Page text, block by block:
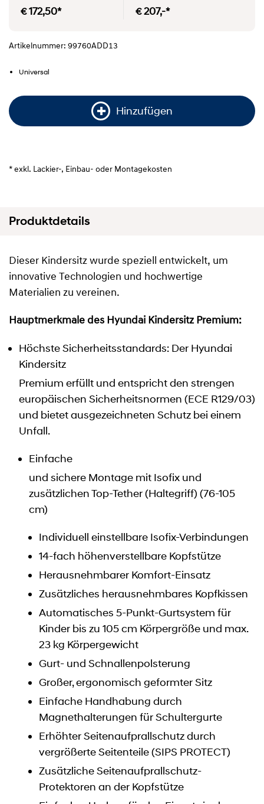
€ 172,50* € 207,-*
Artikelnummer: 99760ADD13
Universal
Hinzufügen
* exkl. Lackier-, Einbau- oder Montagekosten
Produktdetails
Dieser Kindersitz wurde speziell entwickelt, um
innovative Technologien und hochwertige
Materialien zu vereinen.
Hauptmerkmale des Hyundai Kindersitz Premium:
Höchste Sicherheitsstandards: Der Hyundai
Kindersitz
Premium erfüllt und entspricht den strengen
europäischen Sicherheitsnormen (ECE R129/03)
und bietet ausgezeichneten Schutz bei einem
Unfall.
Einfache
und sichere Montage mit Isofix und
zusätzlichen Top-Tether (Haltegriff) (76-105
cm)
Individuell einstellbare Isofix-Verbindungen
14-fach höhenverstellbare Kopfstütze
Herausnehmbarer Komfort-Einsatz
Zusätzliches herausnehmbares Kopfkissen
Automatisches 5-Punkt-Gurtsystem für
Kinder bis zu 105 cm Körpergröße und max.
23 kg Körpergewicht
Gurt- und Schnallenpolsterung
Großer, ergonomisch geformter Sitz
Einfache Handhabung durch
Magnethalterungen für Schultergurte
Erhöhter Seitenaufprallschutz durch
vergrößerte Seitenteile (SIPS PROTECT)
Zusätzliche Seitenaufprallschutz-
Protektoren an der Kopfstütze